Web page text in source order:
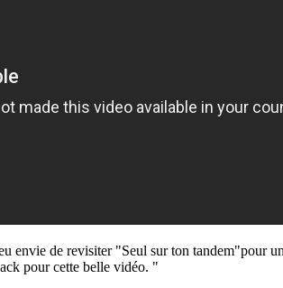
envie de revisiter "Seul sur ton tandem"pour
pour cette belle vidéo. "